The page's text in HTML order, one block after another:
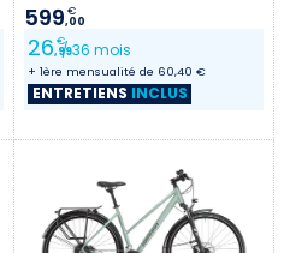
599,00
€
26,99
€/ 36 mois
+ 1ère mensualité de 60,40 €
ENTRETIENS INCLUS